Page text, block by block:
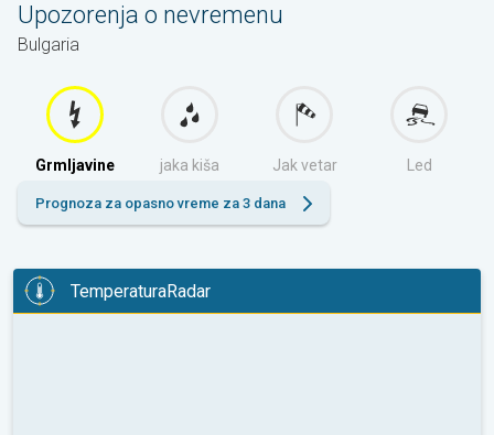
Upozorenja o nevremenu
Bulgaria
Grmljavine jaka kiša Jak vetar Led
Prognoza za opasno vreme za 3 dana
TemperaturaRadar